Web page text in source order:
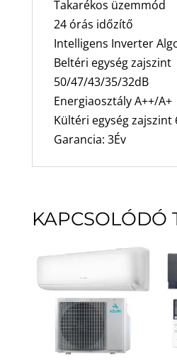
Takarékos üzemmód
24 órás időzítő
Intelligens Inverter
Beltéri egység zajszint
50/47/43/35/32dB
Energiaosztály A++/A+
Kültéri egység zajszint
Garancia: 3Év
KAPCSOLÓDÓ